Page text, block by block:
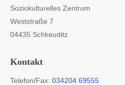
Soziokulturelles Zentrum
Weststraße 7
04435 Schkeuditz
Kontakt
Telefon/Fax: 034204 69555